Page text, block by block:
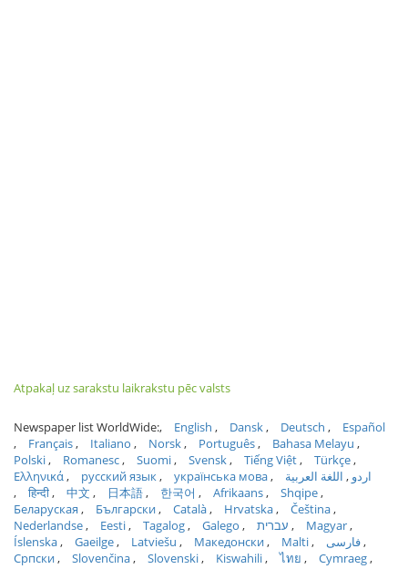
Atpakaļ uz sarakstu laikrakstu pēc valsts
Newspaper list WorldWide: English Dansk Deutsch
Español
Français
Italiano Norsk Português
Bahasa Melayu
Polski
Romanesc Suomi Svensk Tiếng Việt
Türkçe
Ελληνικά
русский язык українська мова اردو
اللغة العربية
हिन्दी
中文 日本語 한국어 Afrikaans
Shqipe
Беларуская
Български Català Hrvatska
Čeština
Nederlandse
Eesti Tagalog Galego עברית
Magyar
Íslenska
Gaeilge Latviešu Македонски Malti
فارسی
Српски
Slovenčina Slovenski Kiswahili ไทย
Cymraeg